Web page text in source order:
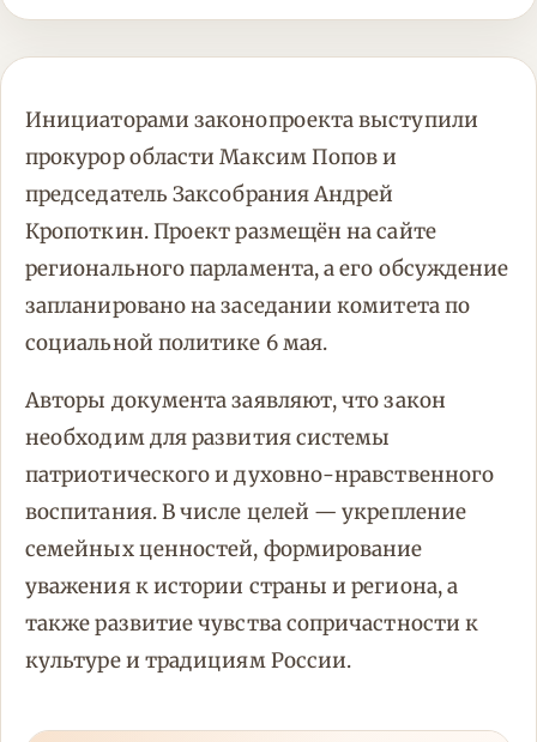
Инициаторами законопроекта выступили
прокурор области Максим Попов и
председатель Заксобрания Андрей
Кропоткин. Проект размещён на сайте
регионального парламента, а его обсуждение
запланировано на заседании комитета по
социальной политике 6 мая.
Авторы документа заявляют, что закон
необходим для развития системы
патриотического и духовно-нравственного
воспитания. В числе целей — укрепление
семейных ценностей, формирование
уважения к истории страны и региона, а
также развитие чувства сопричастности к
культуре и традициям России.